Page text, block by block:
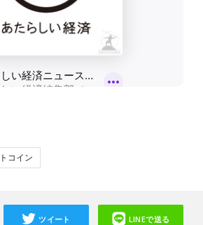
コイン
ツイート LINEで送る